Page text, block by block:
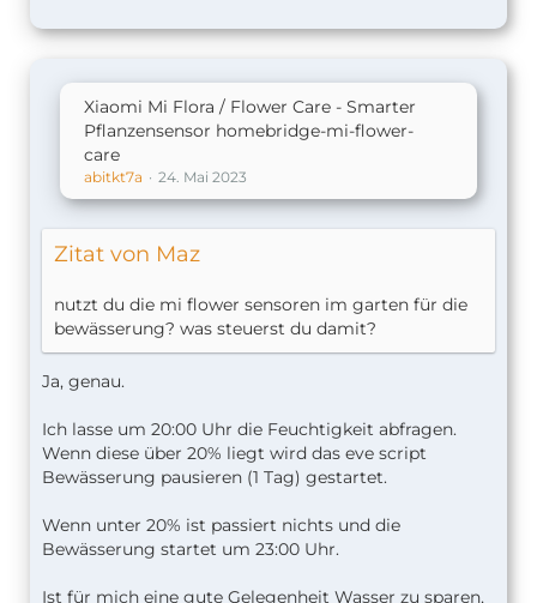
Xiaomi Mi Flora / Flower Care - Smarter
Pflanzensensor homebridge-mi-flower-
care
abitkt7a 24. Mai 2023
Zitat von Maz
nutzt du die mi flower sensoren im garten für die
bewässerung? was steuerst du damit?
Ja, genau.
Ich lasse um 20:00 Uhr die Feuchtigkeit abfragen.
Wenn diese über 20% liegt wird das eve script
Bewässerung pausieren (1 Tag) gestartet.
Wenn unter 20% ist passiert nichts und die
Bewässerung startet um 23:00 Uhr.
Ist für mich eine gute Gelegenheit Wasser zu sparen,